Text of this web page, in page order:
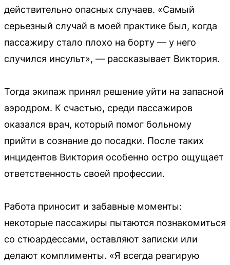
действительно опасных случаев. «Самый
серьезный случай в моей практике был, когда
пассажиру стало плохо на борту — у него
случился инсульт», — рассказывает Виктория.
Тогда экипаж принял решение уйти на запасной
аэродром. К счастью, среди пассажиров
оказался врач, который помог больному
прийти в сознание до посадки. После таких
инцидентов Виктория особенно остро ощущает
ответственность своей профессии.
Работа приносит и забавные моменты:
некоторые пассажиры пытаются познакомиться
со стюардессами, оставляют записки или
делают комплименты. «Я всегда реагирую